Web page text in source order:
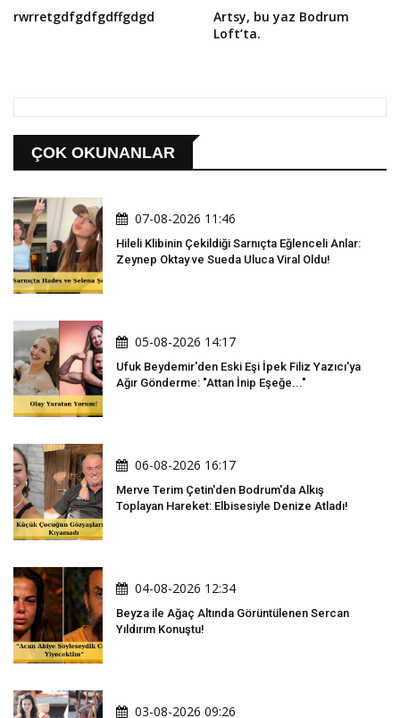
rwrretgdfgdfgdffgdgd
Artsy, bu yaz Bodrum
Loft’ta.
ÇOK OKUNANLAR
07-08-2026 11:46
Hileli Klibinin Çekildiği Sarnıçta Eğlenceli Anlar:
Zeynep Oktay ve Sueda Uluca Viral Oldu!
05-08-2026 14:17
Ufuk Beydemir'den Eski Eşi İpek Filiz Yazıcı'ya
Ağır Gönderme: "Attan İnip Eşeğe..."
06-08-2026 16:17
Merve Terim Çetin'den Bodrum'da Alkış
Toplayan Hareket: Elbisesiyle Denize Atladı!
04-08-2026 12:34
Beyza ile Ağaç Altında Görüntülenen Sercan
Yıldırım Konuştu!
03-08-2026 09:26